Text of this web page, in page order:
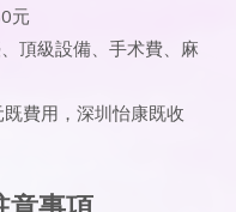
元
頂級設備、手术費、麻
費用，深圳怡康既收